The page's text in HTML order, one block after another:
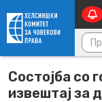
Skip to content
Состојба со
извештај за